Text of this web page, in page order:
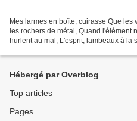
Mes larmes en boîte, cuirasse Que
les rochers de métal, Quand l'élément
hurlent au mal, L'esprit, lambeaux à la
Hébergé par Overblog
Top articles
Pages